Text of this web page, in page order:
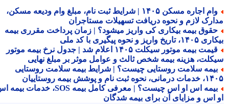
وام اجاره مسکن ۱۴۰۵ | شرایط ثبت نام، مبلغ وام ودیعه مسکن،
لازم و نحوه دریافت تسهیلات مستاجران
بیمه بیکاری کی واریز میشود؟ | زمان پرداخت مقرری بیمه
واریز و نحوه پیگیری با کد ملی
قیمت بیمه موتور سیکلت ۱۴۰۵ اعلام شد | جدول نرخ بیمه موتور
هزینه بیمه شخص ثالث و عوامل موثر بر مبلغ نهایی
سلامت روستایی چیست؟ | شرایط بیمه سلامت روستایی
نام و پوشش بیمه روستاییان
بیمه اس او اس چیست؟ | معرفی کامل بیمه SOS، خدمات بیمه اس
اس و مزایای آن برای بیمه شدگان